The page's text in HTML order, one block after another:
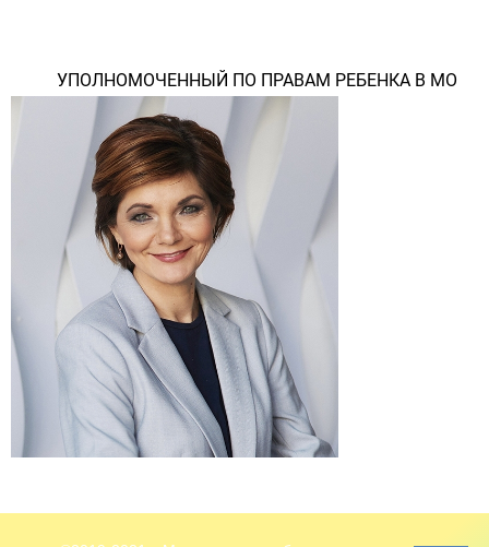
УПОЛНОМОЧЕННЫЙ ПО ПРАВАМ РЕБЕНКА В МО